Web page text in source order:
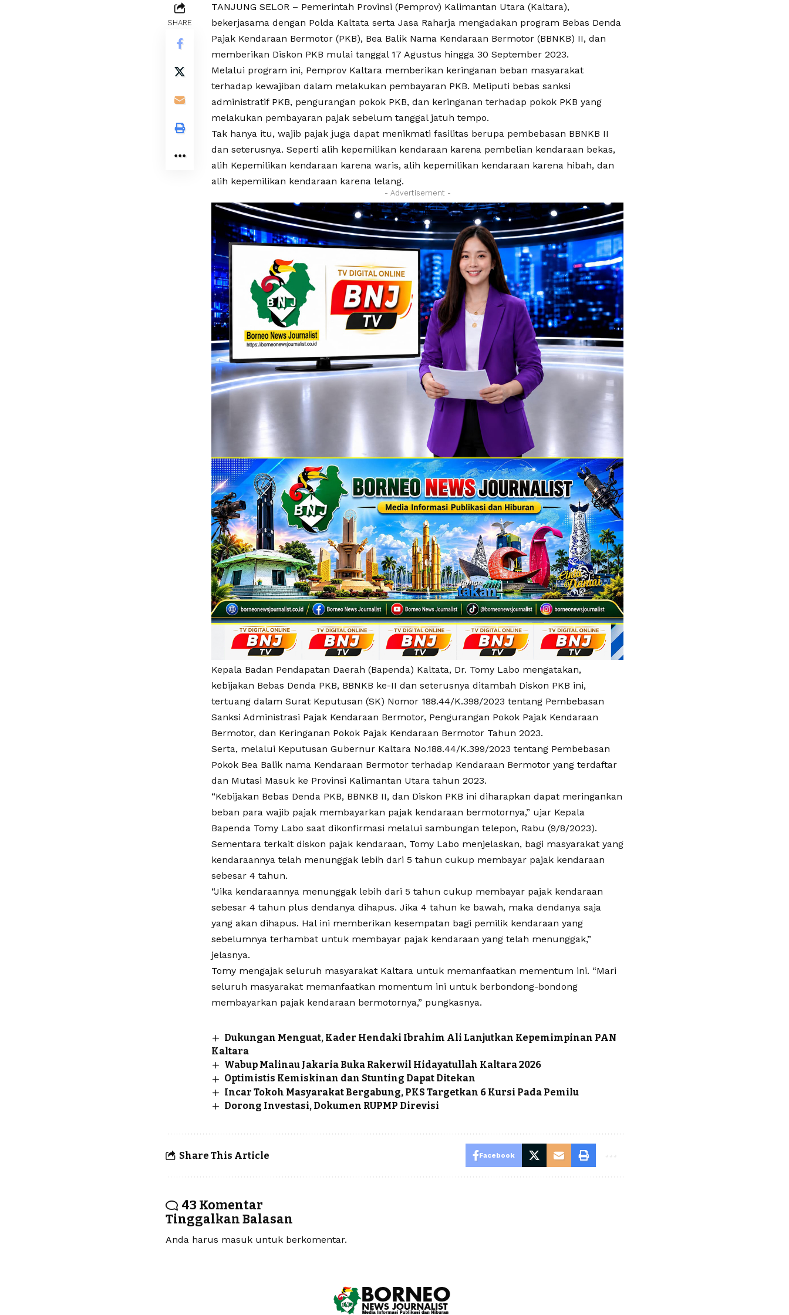
SHARE
TANJUNG SELOR – Pemerintah Provinsi (Pemprov) Kalimantan Utara (Kaltara),
bekerjasama dengan Polda Kaltata serta Jasa Raharja mengadakan program Bebas Denda
Pajak Kendaraan Bermotor (PKB), Bea Balik Nama Kendaraan Bermotor (BBNKB) II, dan
memberikan Diskon PKB mulai tanggal 17 Agustus hingga 30 September 2023.
Melalui program ini, Pemprov Kaltara memberikan keringanan beban masyarakat
terhadap kewajiban dalam melakukan pembayaran PKB. Meliputi bebas sanksi
administratif PKB, pengurangan pokok PKB, dan keringanan terhadap pokok PKB yang
melakukan pembayaran pajak sebelum tanggal jatuh tempo.
Tak hanya itu, wajib pajak juga dapat menikmati fasilitas berupa pembebasan BBNKB II
dan seterusnya. Seperti alih kepemilikan kendaraan karena pembelian kendaraan bekas,
alih Kepemilikan kendaraan karena waris, alih kepemilikan kendaraan karena hibah, dan
alih kepemilikan kendaraan karena lelang.
- Advertisement -
Kepala Badan Pendapatan Daerah (Bapenda) Kaltata, Dr. Tomy Labo mengatakan,
kebijakan Bebas Denda PKB, BBNKB ke-II dan seterusnya ditambah Diskon PKB ini,
tertuang dalam Surat Keputusan (SK) Nomor 188.44/K.398/2023 tentang Pembebasan
Sanksi Administrasi Pajak Kendaraan Bermotor, Pengurangan Pokok Pajak Kendaraan
Bermotor, dan Keringanan Pokok Pajak Kendaraan Bermotor Tahun 2023.
Serta, melalui Keputusan Gubernur Kaltara No.188.44/K.399/2023 tentang Pembebasan
Pokok Bea Balik nama Kendaraan Bermotor terhadap Kendaraan Bermotor yang terdaftar
dan Mutasi Masuk ke Provinsi Kalimantan Utara tahun 2023.
“Kebijakan Bebas Denda PKB, BBNKB II, dan Diskon PKB ini diharapkan dapat meringankan
beban para wajib pajak membayarkan pajak kendaraan bermotornya,” ujar Kepala
Bapenda Tomy Labo saat dikonfirmasi melalui sambungan telepon, Rabu (9/8/2023).
Sementara terkait diskon pajak kendaraan, Tomy Labo menjelaskan, bagi masyarakat yang
kendaraannya telah menunggak lebih dari 5 tahun cukup membayar pajak kendaraan
sebesar 4 tahun.
“Jika kendaraannya menunggak lebih dari 5 tahun cukup membayar pajak kendaraan
sebesar 4 tahun plus dendanya dihapus. Jika 4 tahun ke bawah, maka dendanya saja
yang akan dihapus. Hal ini memberikan kesempatan bagi pemilik kendaraan yang
sebelumnya terhambat untuk membayar pajak kendaraan yang telah menunggak,”
jelasnya.
Tomy mengajak seluruh masyarakat Kaltara untuk memanfaatkan mementum ini. “Mari
seluruh masyarakat memanfaatkan momentum ini untuk berbondong-bondong
membayarkan pajak kendaraan bermotornya,” pungkasnya.
Dukungan Menguat, Kader Hendaki Ibrahim Ali Lanjutkan Kepemimpinan PAN
Kaltara
Wabup Malinau Jakaria Buka Rakerwil Hidayatullah Kaltara 2026
Optimistis Kemiskinan dan Stunting Dapat Ditekan
Incar Tokoh Masyarakat Bergabung, PKS Targetkan 6 Kursi Pada Pemilu
Dorong Investasi, Dokumen RUPMP Direvisi
Share This Article Facebook
43 Komentar
Tinggalkan Balasan
Anda harus masuk untuk berkomentar.